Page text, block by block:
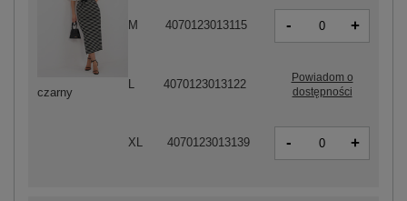
czarny
M 4070123013115 - +
4070123013122
Powiadom o
dostępności
XL 4070123013139 - +